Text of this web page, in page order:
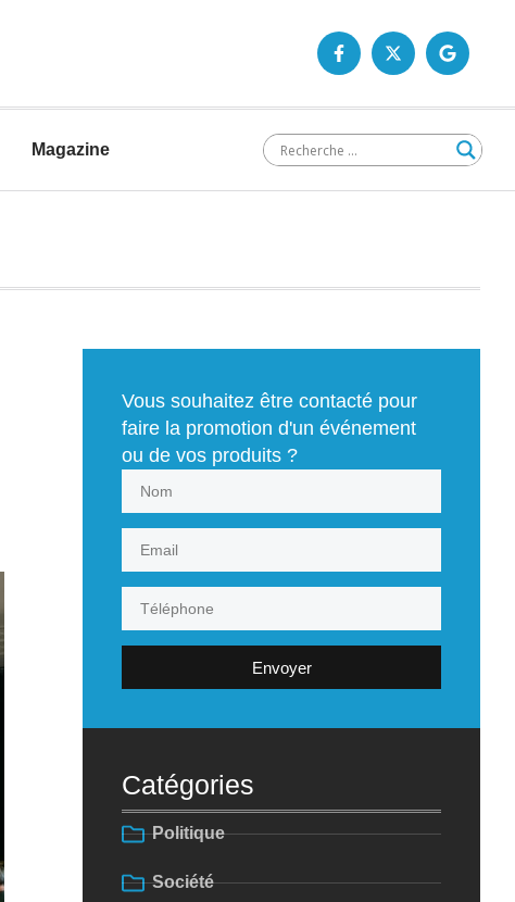
Magazine
Vous souhaitez être contacté pour
faire la promotion d'un événement
ou de vos produits ?
Envoyer
Catégories
Politique
Société